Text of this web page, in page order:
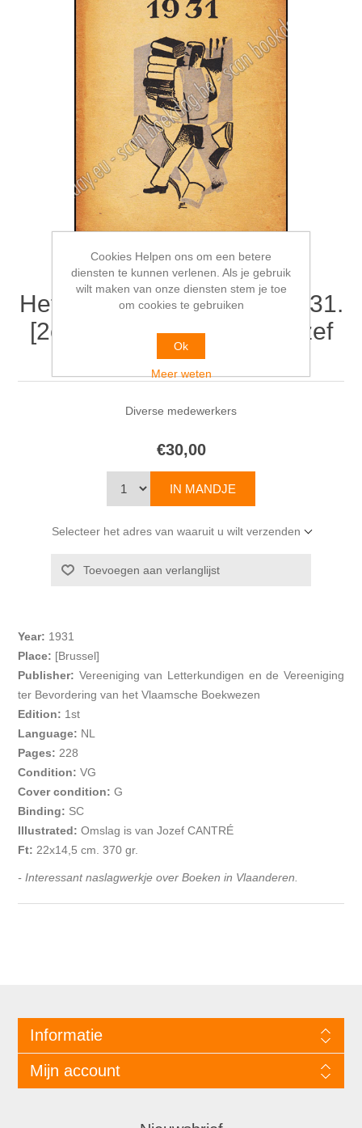
Het boek in Vlaanderen 1931.
[2e jaarboek]. Omslag Jozef
CANTRÉ
Diverse medewerkers
€30,00
Selecteer het adres van waaruit u wilt verzenden
Year: 1931
Place: [Brussel]
Publisher: Vereeniging van Letterkundigen en de Vereeniging
ter Bevordering van het Vlaamsche Boekwezen
Edition: 1st
Language: NL
Pages: 228
Condition: VG
Cover condition: G
Binding: SC
Illustrated: Omslag is van Jozef CANTRÉ
Ft: 22x14,5 cm. 370 gr.
- Interessant naslagwerkje over Boeken in Vlaanderen.
Informatie
Mijn account
Cookies Helpen ons om een betere
diensten te kunnen verlenen. Als je gebruik
wilt maken van onze diensten stem je toe
om cookies te gebruiken
Ok
Meer weten